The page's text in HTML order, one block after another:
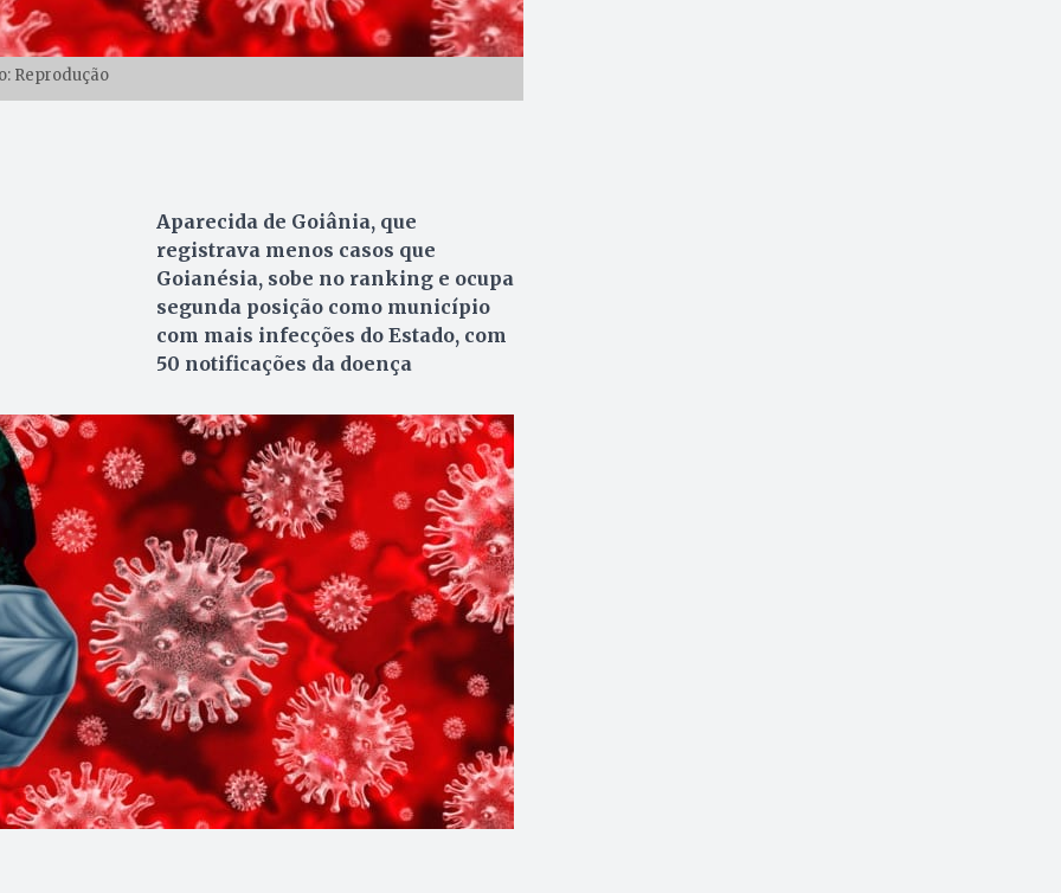
Reprodução
Aparecida de Goiânia, que
registrava menos casos que
Goianésia, sobe no ranking e ocupa
segunda posição como município
com mais infecções do Estado, com
50 notificações da doença